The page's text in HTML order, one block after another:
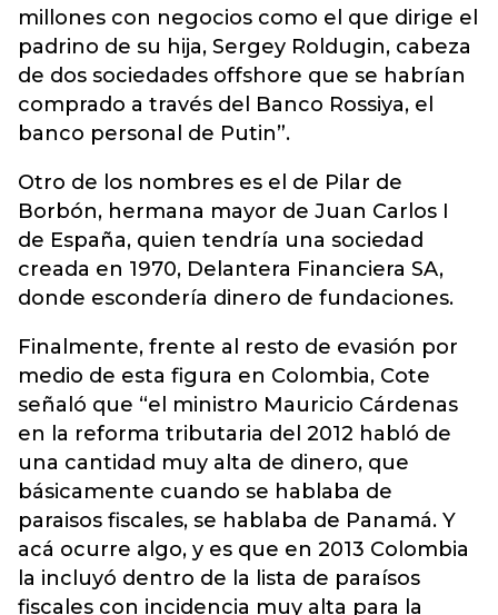
millones con negocios como el que dirige el
padrino de su hija, Sergey Roldugin, cabeza
de dos sociedades offshore que se habrían
comprado a través del Banco Rossiya, el
banco personal de Putin”.
Otro de los nombres es el de Pilar de
Borbón, hermana mayor de Juan Carlos I
de España, quien tendría una sociedad
creada en 1970, Delantera Financiera SA,
donde escondería dinero de fundaciones.
Finalmente, frente al resto de evasión por
medio de esta figura en Colombia, Cote
señaló que “el ministro Mauricio Cárdenas
en la reforma tributaria del 2012 habló de
una cantidad muy alta de dinero, que
básicamente cuando se hablaba de
paraisos fiscales, se hablaba de Panamá. Y
acá ocurre algo, y es que en 2013 Colombia
la incluyó dentro de la lista de paraísos
fiscales con incidencia muy alta para la